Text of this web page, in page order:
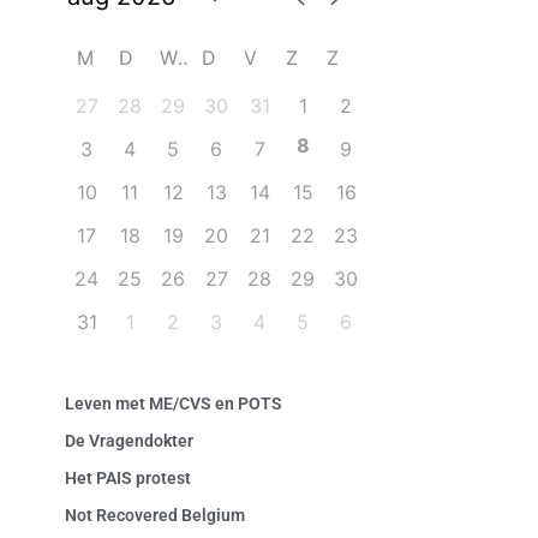
M D W D V Z
Z
27
28 29 30 31 1
2
3
4 5 6 7 8
9
10
11 12 13 14 15
16
17
18 19 20 21 22
23
24
25 26 27 28 29
30
31
1 2 3 4 5 6
Leven met ME/CVS en POTS
De Vragendokter
Het PAIS protest
Not Recovered Belgium